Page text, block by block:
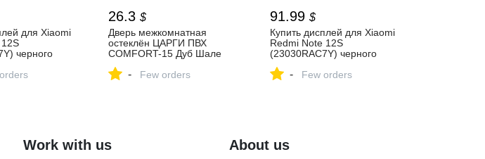
для Xiaomi
черного
26.3 $
Дверь межкомнатная
остеклён ЦАРГИ ПВХ
COMFORT-15 Дуб Шале
BROZEX-WOOD *1: купить в
- Few orders
91.99 $
Купить дисплей для Xiaomi
Redmi Note 12S
(23030RAC7Y) черного
- Few orders
Work with us About us